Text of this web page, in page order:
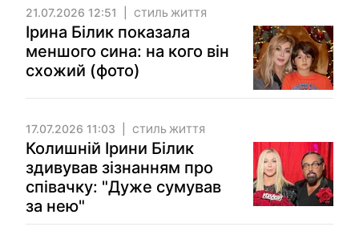
21.07.2026 12:51 СТИЛЬ ЖИТТЯ
Ірина Білик показала
меншого сина: на кого він
схожий (фото)
17.07.2026 11:03 СТИЛЬ ЖИТТЯ
Колишній Ірини Білик
здивував зізнанням про
співачку: "Дуже сумував
за нею"